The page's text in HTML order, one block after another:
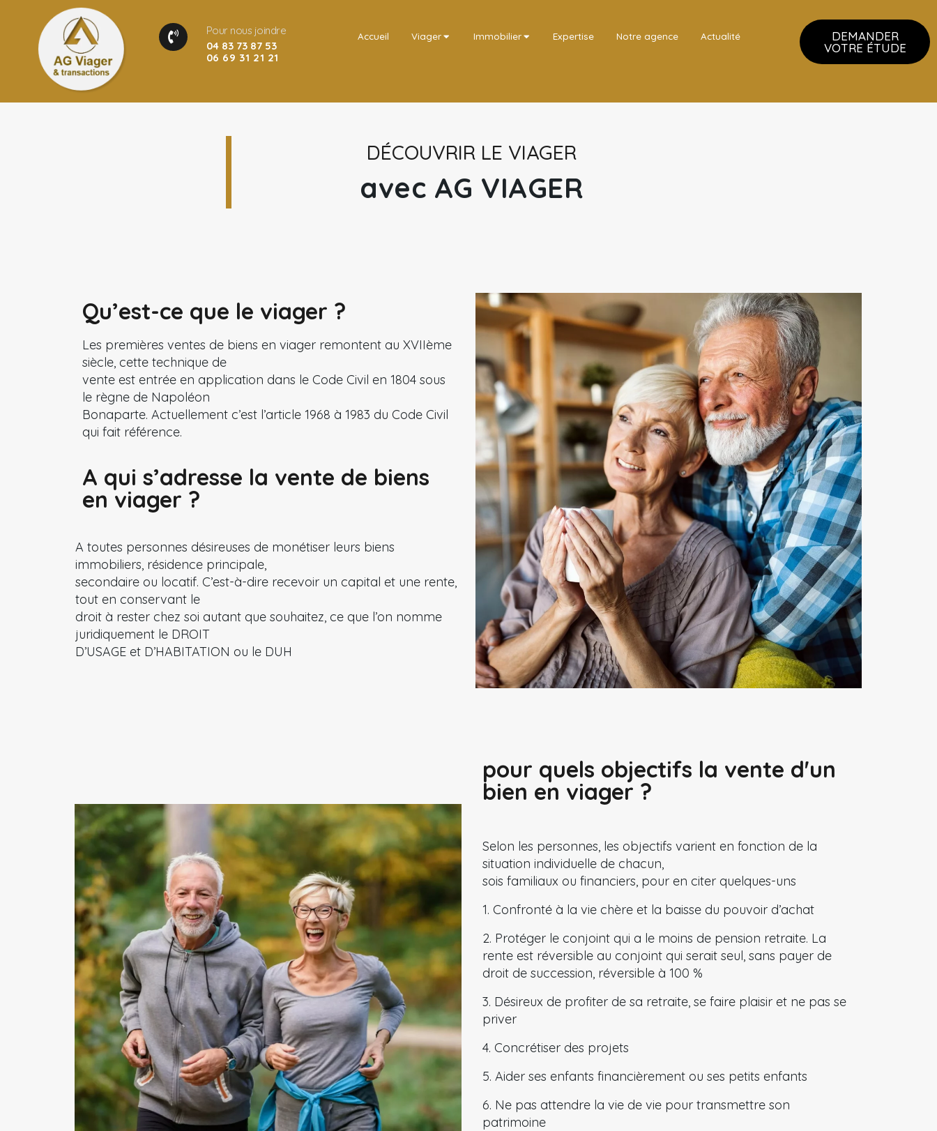
04 83 73 87 53
06 69 31 21 21
Pour nous joindre Accueil Viager Immobilier Expertise Notre agence Actualité
DEMANDER
VOTRE ÉTUDE
DÉCOUVRIR LE VIAGER
avec AG VIAGER
Qu’est-ce que le viager ?
Les premières ventes de biens en viager remontent au XVIIème
siècle, cette technique de
vente est entrée en application dans le Code Civil en 1804 sous
le règne de Napoléon
Bonaparte. Actuellement c’est l’article 1968 à 1983 du Code Civil
qui fait référence.
A qui s’adresse la vente de biens
en viager ?
A toutes personnes désireuses de monétiser leurs biens
immobiliers, résidence principale,
secondaire ou locatif. C’est-à-dire recevoir un capital et une rente,
tout en conservant le
droit à rester chez soi autant que souhaitez, ce que l’on nomme
juridiquement le DROIT
D’USAGE et D’HABITATION ou le DUH
pour quels objectifs la vente d'un
bien en viager ?
Selon les personnes, les objectifs varient en fonction de la
situation individuelle de chacun,
sois familiaux ou financiers, pour en citer quelques-uns
1. Confronté à la vie chère et la baisse du pouvoir d’achat
2. Protéger le conjoint qui a le moins de pension retraite. La
rente est réversible au conjoint qui serait seul, sans payer de
droit de succession, réversible à 100 %
3. Désireux de profiter de sa retraite, se faire plaisir et ne pas se
priver
4. Concrétiser des projets
5. Aider ses enfants financièrement ou ses petits enfants
6. Ne pas attendre la vie de vie pour transmettre son
patrimoine